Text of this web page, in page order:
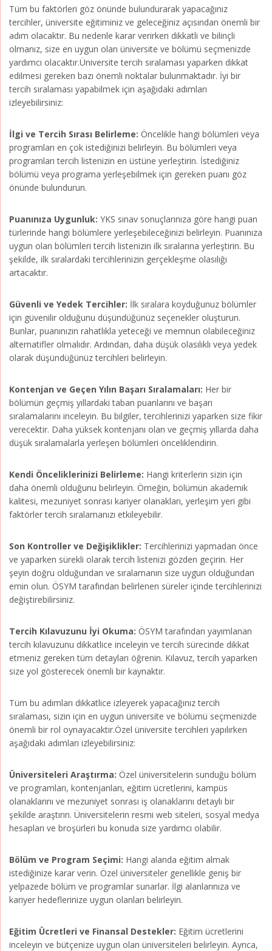
Tüm bu faktörleri göz önünde bulundurarak yapacağınız
tercihler, üniversite eğitiminiz ve geleceğiniz açısından önemli bir
adım olacaktır. Bu nedenle karar verirken dikkatli ve bilinçli
olmanız, size en uygun olan üniversite ve bölümü seçmenizde
yardımcı olacaktır.Üniversite tercih sıralaması yaparken dikkat
edilmesi gereken bazı önemli noktalar bulunmaktadır. İyi bir
tercih sıralaması yapabilmek için aşağıdaki adımları
izleyebilirsiniz:
İlgi ve Tercih Sırası Belirleme: Öncelikle hangi bölümleri veya
programları en çok istediğinizi belirleyin. Bu bölümleri veya
programları tercih listenizin en üstüne yerleştirin. İstediğiniz
bölümü veya programa yerleşebilmek için gereken puanı göz
önünde bulundurun.
Puanınıza Uygunluk: YKS sınav sonuçlarınıza göre hangi puan
türlerinde hangi bölümlere yerleşebileceğinizi belirleyin. Puanınıza
uygun olan bölümleri tercih listenizin ilk sıralarına yerleştirin. Bu
şekilde, ilk sıralardaki tercihlerinizin gerçekleşme olasılığı
artacaktır.
Güvenli ve Yedek Tercihler: İlk sıralara koyduğunuz bölümler
için güvenilir olduğunu düşündüğünüz seçenekler oluşturun.
Bunlar, puanınızın rahatlıkla yeteceği ve memnun olabileceğiniz
alternatifler olmalıdır. Ardından, daha düşük olasılıklı veya yedek
olarak düşündüğünüz tercihleri belirleyin.
Kontenjan ve Geçen Yılın Başarı Sıralamaları: Her bir
bölümün geçmiş yıllardaki taban puanlarını ve başarı
sıralamalarını inceleyin. Bu bilgiler, tercihlerinizi yaparken size fikir
verecektir. Daha yüksek kontenjanı olan ve geçmiş yıllarda daha
düşük sıralamalarla yerleşen bölümleri önceliklendirin.
Kendi Önceliklerinizi Belirleme: Hangi kriterlerin sizin için
daha önemli olduğunu belirleyin. Örneğin, bölümün akademik
kalitesi, mezuniyet sonrası kariyer olanakları, yerleşim yeri gibi
faktörler tercih sıralamanızı etkileyebilir.
Son Kontroller ve Değişiklikler: Tercihlerinizi yapmadan önce
ve yaparken sürekli olarak tercih listenizi gözden geçirin. Her
şeyin doğru olduğundan ve sıralamanın size uygun olduğundan
emin olun. ÖSYM tarafından belirlenen süreler içinde tercihlerinizi
değiştirebilirsiniz.
Tercih Kılavuzunu İyi Okuma: ÖSYM tarafından yayımlanan
tercih kılavuzunu dikkatlice inceleyin ve tercih sürecinde dikkat
etmeniz gereken tüm detayları öğrenin. Kılavuz, tercih yaparken
size yol gösterecek önemli bir kaynaktır.
Tüm bu adımları dikkatlice izleyerek yapacağınız tercih
sıralaması, sizin için en uygun üniversite ve bölümü seçmenizde
önemli bir rol oynayacaktır.Özel üniversite tercihleri yapılırken
aşağıdaki adımları izleyebilirsiniz:
Üniversiteleri Araştırma: Özel üniversitelerin sunduğu bölüm
ve programları, kontenjanları, eğitim ücretlerini, kampüs
olanaklarını ve mezuniyet sonrası iş olanaklarını detaylı bir
şekilde araştırın. Üniversitelerin resmi web siteleri, sosyal medya
hesapları ve broşürleri bu konuda size yardımcı olabilir.
Bölüm ve Program Seçimi: Hangi alanda eğitim almak
istediğinize karar verin. Özel üniversiteler genellikle geniş bir
yelpazede bölüm ve programlar sunarlar. İlgi alanlarınıza ve
kariyer hedeflerinize uygun olanları belirleyin.
Eğitim Ücretleri ve Finansal Destekler: Eğitim ücretlerini
inceleyin ve bütçenize uygun olan üniversiteleri belirleyin. Ayrıca,